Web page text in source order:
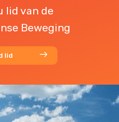
lid van de
Beweging
lid